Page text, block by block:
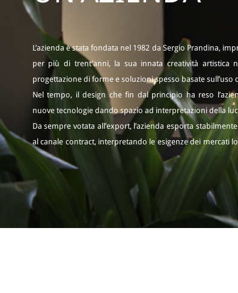
L’azienda è stata fondata nel 1982 da Sergio Prandina,
per più di trent’anni, la sua innata creatività artistica
progettazione di forme e soluzioni spesso basate sull’uso
Nel tempo, il design che fin dal principio ha reso
nuove tecnologie dando spazio ad interpretazioni della
Da sempre votata all’export, l’azienda esporta
al canale contract, interpretando le esigenze dei mercati